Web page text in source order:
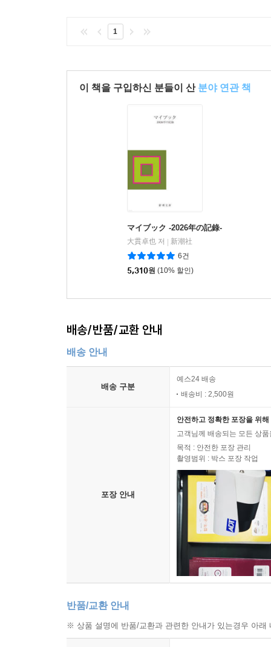
1
이 책을 구입하신 분들이 산 분야 연관 책
マイブック -2026年の記錄-
大貫卓也 저
新潮社
6건
5,310원 (10% 할인)
배송/반품/교환 안내
배송 안내
배송 구분
예스24 배송
배송비 : 2,500원
포장 안내
안전하고 정확한 포장을 위
고객님께 배송되는 모든 상
목적 : 안전한 포장 관리
촬영범위 : 박스 포장 작업
반품/교환 안내
※ 상품 설명에 반품/교환과 관련한 안내가 있는경우 아